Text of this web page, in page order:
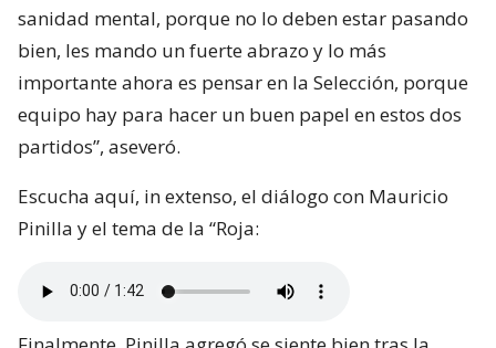
sanidad mental, porque no lo deben estar pasando
bien, les mando un fuerte abrazo y lo más
importante ahora es pensar en la Selección, porque
equipo hay para hacer un buen papel en estos dos
partidos”, aseveró.
Escucha aquí, in extenso, el diálogo con Mauricio
Pinilla y el tema de la “Roja: